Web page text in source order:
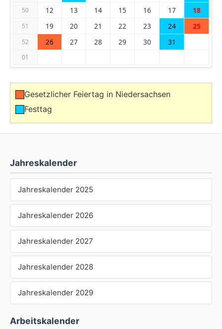
Jahreskalender
Jahreskalender 2025
Jahreskalender 2026
Jahreskalender 2027
Jahreskalender 2028
Jahreskalender 2029
Arbeitskalender
50 12 13 14 15 16 17 18
51 19 20 21 22 23 24 25
52 26 27 28 29 30 31
01
Gesetzlicher Feiertag in Niedersachsen
Festtag